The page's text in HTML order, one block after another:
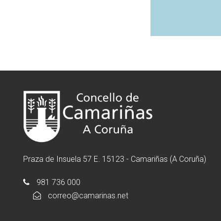
Praza de Insuela 57 E. 15123 - Camariñas (A Coruña)
981 736 000
correo@camarinas.net